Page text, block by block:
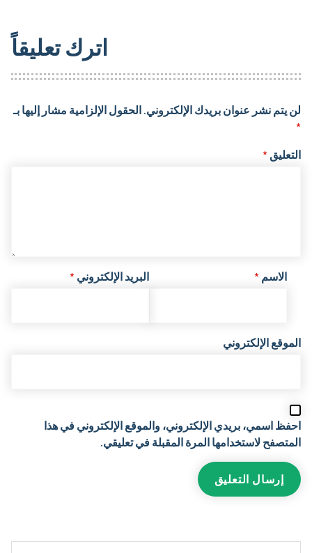
اترك تعليقاً
لن يتم نشر عنوان بريدك الإلكتروني. الحقول الإلزامية مشار إليها بـ
*
التعليق *
الاسم * البريد الإلكتروني *
الموقع الإلكتروني
احفظ اسمي، بريدي الإلكتروني، والموقع الإلكتروني في هذا
المتصفح لاستخدامها المرة المقبلة في تعليقي.